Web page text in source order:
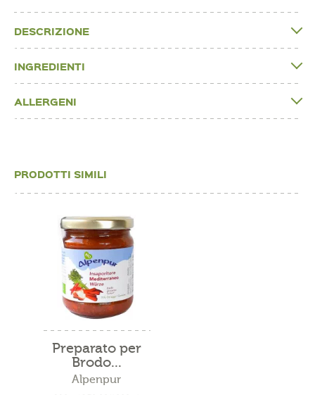
DESCRIZIONE
INGREDIENTI
ALLERGENI
PRODOTTI SIMILI
Preparato per
Brodo...
Alpenpur